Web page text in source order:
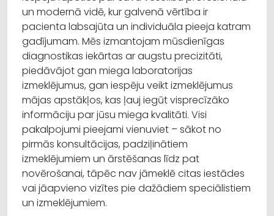
un modernā vidē, kur galvenā vērtība ir
pacienta labsajūta un individuāla pieeja katram
gadījumam. Mēs izmantojam mūsdienīgas
diagnostikas iekārtas ar augstu precizitāti,
piedāvājot gan miega laboratorijas
izmeklējumus, gan iespēju veikt izmeklējumus
mājas apstākļos, kas ļauj iegūt visprecīzāko
informāciju par jūsu miega kvalitāti. Visi
pakalpojumi pieejami vienuviet – sākot no
pirmās konsultācijas, padziļinātiem
izmeklējumiem un ārstēšanas līdz pat
novērošanai, tāpēc nav jāmeklē citas iestādes
vai jāapvieno vizītes pie dažādiem speciālistiem
un izmeklējumiem.